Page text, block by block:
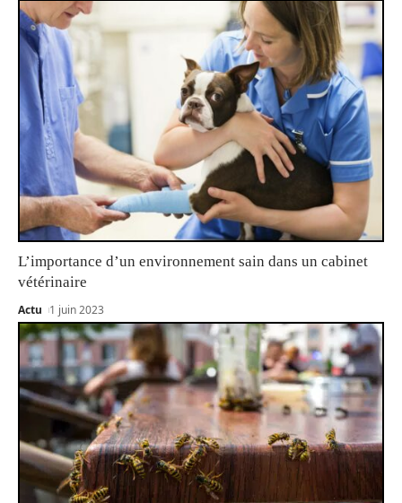
L’importance d’un environnement sain dans un cabinet
vétérinaire
Actu 1 juin 2023